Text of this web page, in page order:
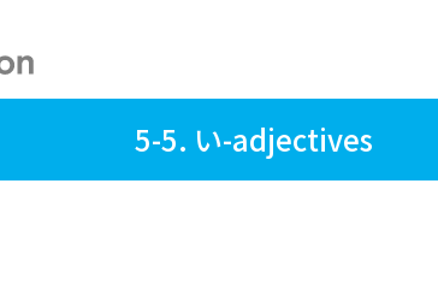
5-5. い-adjectives